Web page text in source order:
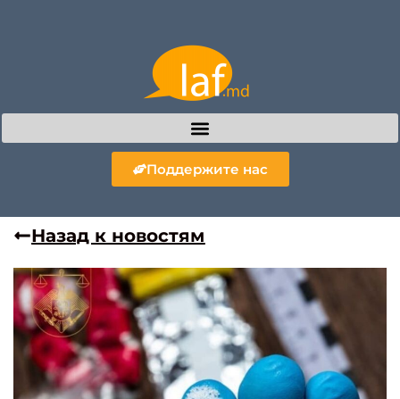
Поддержите нас
Назад к новостям